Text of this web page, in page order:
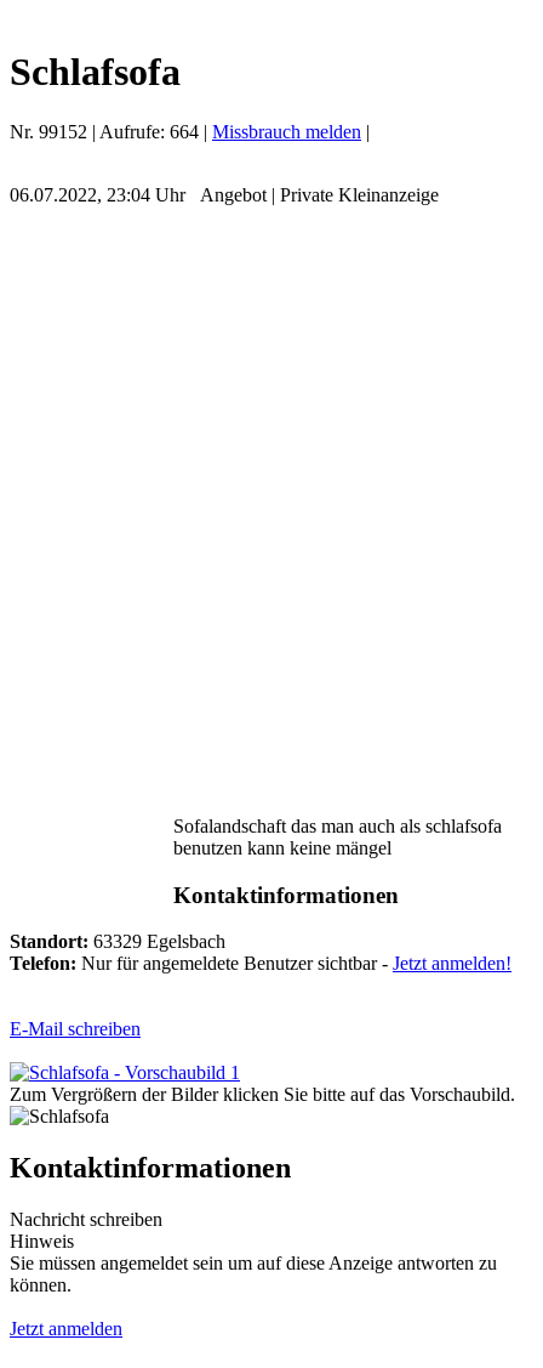
Schlafsofa
Nr. 99152 | Aufrufe: 664 | Missbrauch melden |
06.07.2022, 23:04 Uhr Angebot | Private Kleinanzeige
Sofalandschaft das man auch als schlafsofa
benutzen kann keine mängel
Kontaktinformationen
Standort: 63329 Egelsbach
Telefon: Nur für angemeldete Benutzer sichtbar - Jetzt anmelden!
E-Mail schreiben
Zum Vergrößern der Bilder klicken Sie bitte auf das Vorschaubild.
Kontaktinformationen
Nachricht schreiben
Hinweis
Sie müssen angemeldet sein um auf diese Anzeige antworten zu
können.
Jetzt anmelden